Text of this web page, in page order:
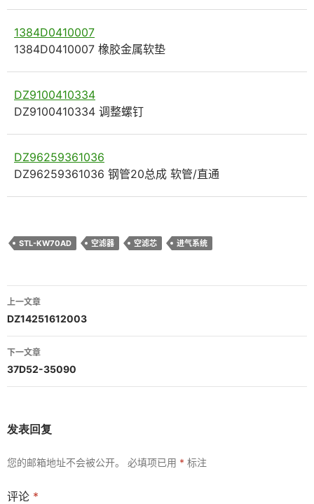
1384D0410007
1384D0410007 橡胶金属软垫
DZ9100410334
DZ9100410334 调整螺钉
DZ96259361036
DZ96259361036 钢管20总成 软管/直通
STL-KW70AD 空滤器 空滤芯 进气系统
文
章
导
航
上一文章
DZ14251612003
下一文章
37D52-35090
发表回复
您的邮箱地址不会被公开。 必填项已用 * 标注
评论 *